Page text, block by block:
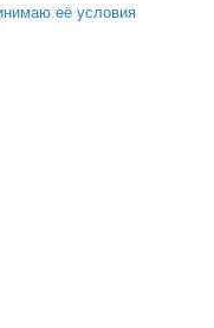
её условия